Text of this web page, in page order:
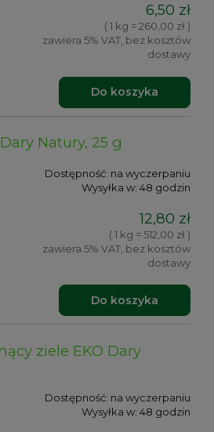
6,50 zł
( 1 kg = 260,00 zł )
zawiera 5% VAT, bez kosztów
dostawy
Do koszyka
Natury, 25 g
Dostępność: na wyczerpaniu
Wysyłka w: 48 godzin
12,80 zł
( 1 kg = 512,00 zł )
zawiera 5% VAT, bez kosztów
dostawy
Do koszyka
ziele EKO Dary
Dostępność: na wyczerpaniu
Wysyłka w: 48 godzin